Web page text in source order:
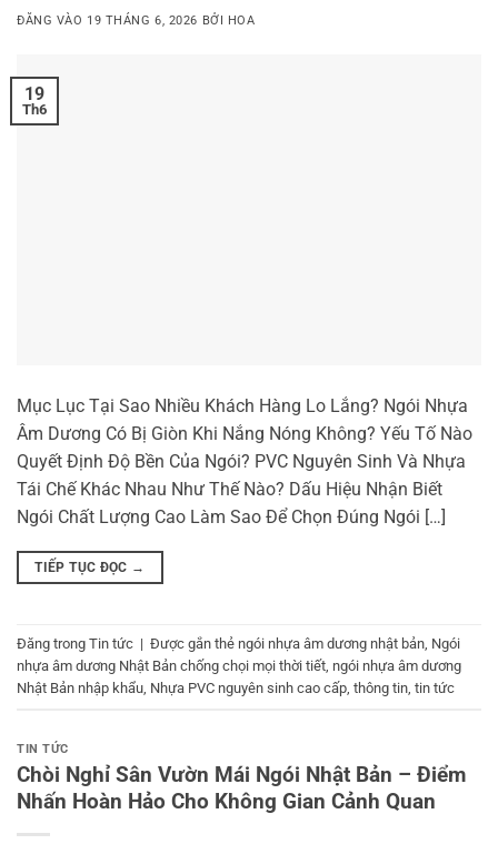
ĐĂNG VÀO 19 THÁNG 6, 2026 BỞI HOA
19
Th6
Mục Lục Tại Sao Nhiều Khách Hàng Lo Lắng? Ngói Nhựa
Âm Dương Có Bị Giòn Khi Nắng Nóng Không? Yếu Tố Nào
Quyết Định Độ Bền Của Ngói? PVC Nguyên Sinh Và Nhựa
Tái Chế Khác Nhau Như Thế Nào? Dấu Hiệu Nhận Biết
Ngói Chất Lượng Cao Làm Sao Để Chọn Đúng Ngói […]
TIẾP TỤC ĐỌC →
Đăng trong Tin tức | Được gắn thẻ ngói nhựa âm dương nhật bản Ngói
nhựa âm dương Nhật Bản chống chọi mọi thời tiết ngói nhựa âm dương
Nhật Bản nhập khẩu Nhựa PVC nguyên sinh cao cấp thông tin tin tức
TIN TỨC
Chòi Nghỉ Sân Vườn Mái Ngói Nhật Bản – Điểm
Nhấn Hoàn Hảo Cho Không Gian Cảnh Quan